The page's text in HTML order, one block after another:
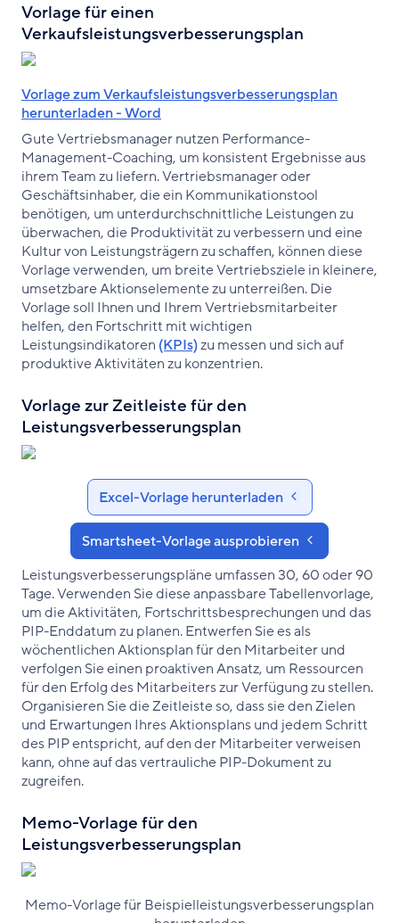
Vorlage für einen
Verkaufsleistungsverbesserungsplan
Vorlage zum Verkaufsleistungsverbesserungsplan
herunterladen - Word
Gute Vertriebsmanager nutzen Performance-
Management-Coaching, um konsistent Ergebnisse aus
ihrem Team zu liefern. Vertriebsmanager oder
Geschäftsinhaber, die ein Kommunikationstool
benötigen, um unterdurchschnittliche Leistungen zu
überwachen, die Produktivität zu verbessern und eine
Kultur von Leistungsträgern zu schaffen, können diese
Vorlage verwenden, um breite Vertriebsziele in kleinere,
umsetzbare Aktionselemente zu unterreißen. Die
Vorlage soll Ihnen und Ihrem Vertriebsmitarbeiter
helfen, den Fortschritt mit wichtigen
Leistungsindikatoren (KPIs)zu messen und sich auf
produktive Aktivitäten zu konzentrien.
Vorlage zur Zeitleiste für den
Leistungsverbesserungsplan
Excel-Vorlage herunterladen
Smartsheet-Vorlage ausprobieren
Leistungsverbesserungspläne umfassen 30, 60 oder 90
Tage. Verwenden Sie diese anpassbare Tabellenvorlage,
um die Aktivitäten, Fortschrittsbesprechungen und das
PIP-Enddatum zu planen. Entwerfen Sie es als
wöchentlichen Aktionsplan für den Mitarbeiter und
verfolgen Sie einen proaktiven Ansatz, um Ressourcen
für den Erfolg des Mitarbeiters zur Verfügung zu stellen.
Organisieren Sie die Zeitleiste so, dass sie den Zielen
und Erwartungen Ihres Aktionsplans und jedem Schritt
des PIP entspricht, auf den der Mitarbeiter verweisen
kann, ohne auf das vertrauliche PIP-Dokument zu
zugreifen.
Memo-Vorlage für den
Leistungsverbesserungsplan
Memo-Vorlage für Beispielleistungsverbesserungsplan